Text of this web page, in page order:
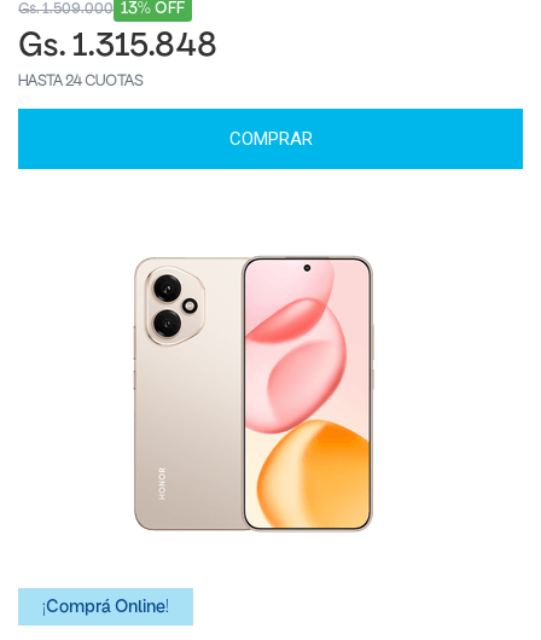
13% OFF
Gs. 1.509.000
Gs. 1.315.848
HASTA 24 CUOTAS
COMPRAR
¡Comprá Online!